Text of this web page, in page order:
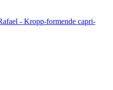
- Kropp-formende capri-